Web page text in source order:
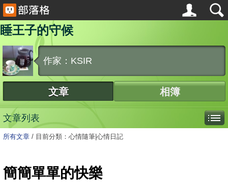
睡王子的守候
作家：KSIR
文章 相簿
文章列表
所有文章 / 目前分類：心情隨筆|心情日記
簡簡單單的快樂